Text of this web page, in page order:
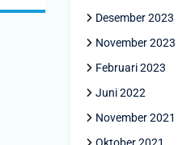
Desember 2023
November 2023
Februari 2023
Juni 2022
November 2021